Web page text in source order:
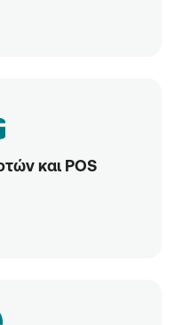
και POS